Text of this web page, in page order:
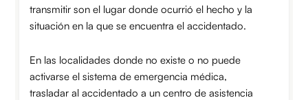
transmitir son el lugar donde ocurrió el hecho y la
situación en la que se encuentra el accidentado.
En las localidades donde no existe o no puede
activarse el sistema de emergencia médica,
trasladar al accidentado a un centro de asistencia